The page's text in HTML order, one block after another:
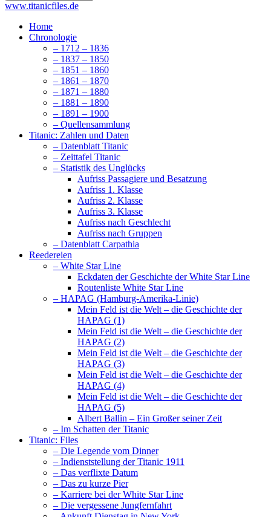
www.titanicfiles.de
Home
Chronologie
– 1712 – 1836
– 1837 – 1850
– 1851 – 1860
– 1861 – 1870
– 1871 – 1880
– 1881 – 1890
– 1891 – 1900
– Quellensammlung
Titanic: Zahlen und Daten
– Datenblatt Titanic
– Zeittafel Titanic
– Statistik des Unglücks
Aufriss Passagiere und Besatzung
Aufriss 1. Klasse
Aufriss 2. Klasse
Aufriss 3. Klasse
Aufriss nach Geschlecht
Aufriss nach Gruppen
– Datenblatt Carpathia
Reedereien
– White Star Line
Eckdaten der Geschichte der White Star Line
Routenliste White Star Line
– HAPAG (Hamburg-Amerika-Linie)
Mein Feld ist die Welt – die Geschichte der
HAPAG (1)
Mein Feld ist die Welt – die Geschichte der
HAPAG (2)
Mein Feld ist die Welt – die Geschichte der
HAPAG (3)
Mein Feld ist die Welt – die Geschichte der
HAPAG (4)
Mein Feld ist die Welt – die Geschichte der
HAPAG (5)
Albert Ballin – Ein Großer seiner Zeit
– Im Schatten der Titanic
Titanic: Files
– Die Legende vom Dinner
– Indienststellung der Titanic 1911
– Das verflixte Datum
– Das zu kurze Pier
– Karriere bei der White Star Line
– Die vergessene Jungfernfahrt